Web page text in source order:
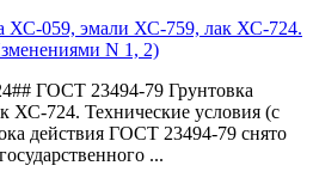
ХС-059, эмали ХС-759, лак ХС-724.
N 1, 2)
ГОСТ 23494-79 Грунтовка
ХС-724. Технические условия (с
действия ГОСТ 23494-79 снято
...